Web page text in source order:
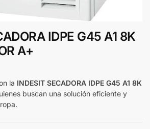
IDPE G45 A1 8K
A+
la INDESIT SECADORA IDPE G45 A1 8K
buscan una solución eficiente y